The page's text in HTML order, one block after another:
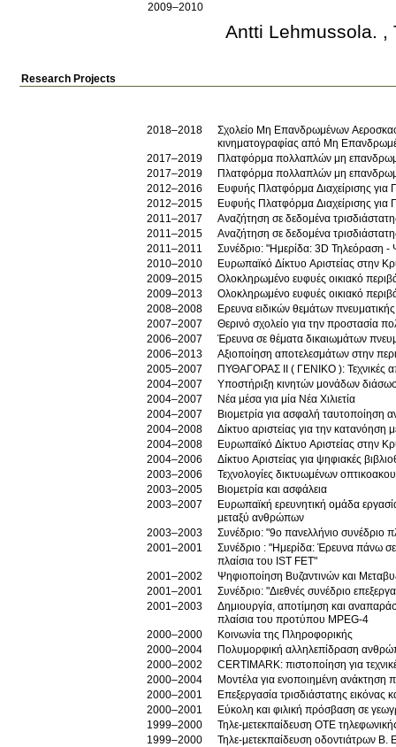
2009–2010
Antti Lehmussola. ,
Research Projects
2018–2018
Σχολείο Μη Επανδρωμένων
κινηματογραφίας από Μη
2017–2019
Πλατφόρμα πολλαπλών μη
2017–2019
Πλατφόρμα πολλαπλών μη
2012–2016
Ευφυής Πλατφόρμα Διαχείρισης
2012–2015
Ευφυής Πλατφόρμα Διαχείρισης
2011–2017
Αναζήτηση σε δεδομένα
2011–2015
Αναζήτηση σε δεδομένα
2011–2011
Συνέδριο: "Ημερίδα: 3D Τηλεόραση
2010–2010
Ευρωπαϊκό Δίκτυο Αριστείας στην
2009–2015
Ολοκληρωμένο ευφυές οικιακό
2009–2013
Ολοκληρωμένο ευφυές οικιακό
2008–2008
Ερευνα ειδικών θεμάτων
2007–2007
Θερινό σχολείο για την προστασία
2006–2007
Έρευνα σε θέματα δικαιωμάτων
2006–2013
Αξιοποίηση αποτελεσμάτων στην
2005–2007
ΠΥΘΑΓΟΡΑΣ ΙΙ ( ΓΕΝΙΚΟ ): Τεχνικές
2004–2007
Υποστήριξη κινητών μονάδων
2004–2007
Νέα μέσα για μία Νέα Χιλιετία
2004–2007
Βιομετρία για ασφαλή
2004–2008
Δίκτυο αριστείας για την
2004–2008
Ευρωπαϊκό Δίκτυο Αριστείας στην
2004–2006
Δίκτυο Αριστείας για ψηφιακές
2003–2006
Τεχνολογίες δικτυωμένων
2003–2005
Βιομετρία και ασφάλεια
2003–2007
Ευρωπαϊκή ερευνητική ομάδα
μεταξύ ανθρώπων
2003–2003
Συνέδριο: "9ο πανελλήνιο συνέδριο
2001–2001
Συνέδριο : "Ημερίδα: Έρευνα πάνω σε
πλαίσια του IST FET"
2001–2002
Ψηφιοποίηση Βυζαντινών και
2001–2001
Συνέδριο: "Διεθνές συνέδριο
2001–2003
Δημιουργία, αποτίμηση και
πλαίσια του προτύπου MPEG-4
2000–2000
Κοινωνία της Πληροφορικής
2000–2004
Πολυμορφική αλληλεπίδραση
2000–2002
CERTIMARK: πιστοποίηση για
2000–2004
Μοντέλα για ενοποιημένη ανάκτηση
2000–2001
Επεξεργασία τρισδιάστατης εικόνας
2000–2001
Εύκολη και φιλική πρόσβαση σε
1999–2000
Τηλε-μετεκπαίδευση ΟΤΕ
1999–2000
Τηλε-μετεκπαίδευση οδοντιάτρων Β.